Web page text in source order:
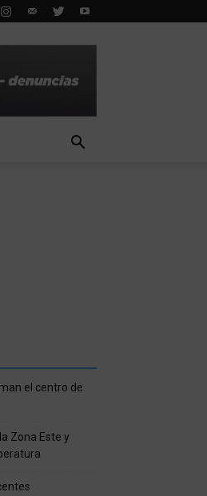
el centro de
Zona Este y